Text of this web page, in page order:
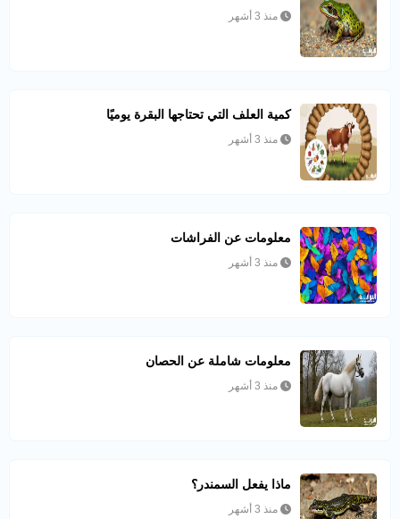
منذ 3 أشهر
كمية العلف التي تحتاجها البقرة يوميًا
منذ 3 أشهر
معلومات عن الفراشات
منذ 3 أشهر
معلومات شاملة عن الحصان
منذ 3 أشهر
ماذا يفعل السمندر؟
منذ 3 أشهر